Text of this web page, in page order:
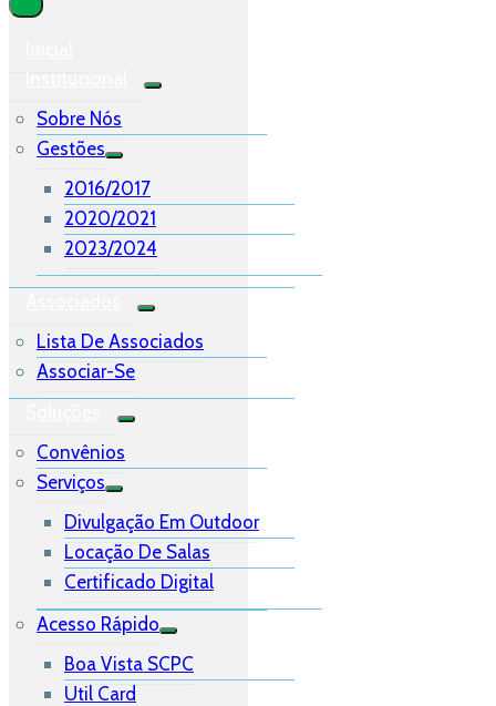
Sobre Nós
Gestões
2016/2017
2020/2021
2023/2024
Lista De Associados
Associar-Se
Convênios
Serviços
Divulgação Em Outdoor
Locação De Salas
Certificado Digital
Acesso Rápido
Boa Vista SCPC
Util Card